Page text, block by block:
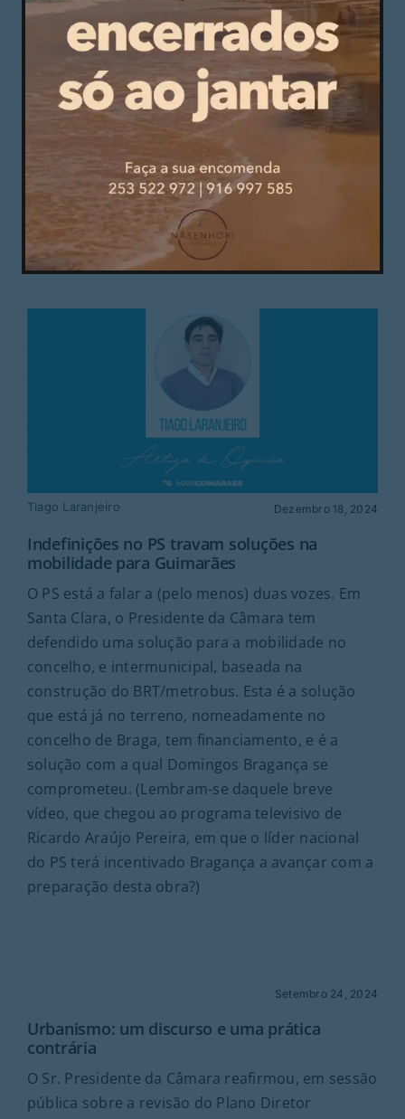
Ricardo Costa Março 7, 2025
Ricardo Costa, candidato do PS à Câmara de
Guimarães – De corpo e alma
Não me faz sentido, no caso de eleições
antecipadas, assumir um novo compromisso
para mais um ciclo político, quando o meu foco é
Afirmar Guimarães.
Tiago Laranjeiro Dezembro 18, 2024
Indefinições no PS travam soluções na
mobilidade para Guimarães
O PS está a falar a (pelo menos) duas vozes. Em
Santa Clara, o Presidente da Câmara tem
defendido uma solução para a mobilidade no
concelho, e intermunicipal, baseada na
construção do BRT/metrobus. Esta é a solução
que está já no terreno, nomeadamente no
concelho de Braga, tem financiamento, e é a
solução com a qual Domingos Bragança se
comprometeu. (Lembram-se daquele breve
vídeo, que chegou ao programa televisivo de
Ricardo Araújo Pereira, em que o líder nacional
do PS terá incentivado Bragança a avançar com a
preparação desta obra?)
Setembro 24, 2024
Urbanismo: um discurso e uma prática
contrária
O Sr. Presidente da Câmara reafirmou, em sessão
pública sobre a revisão do Plano Diretor